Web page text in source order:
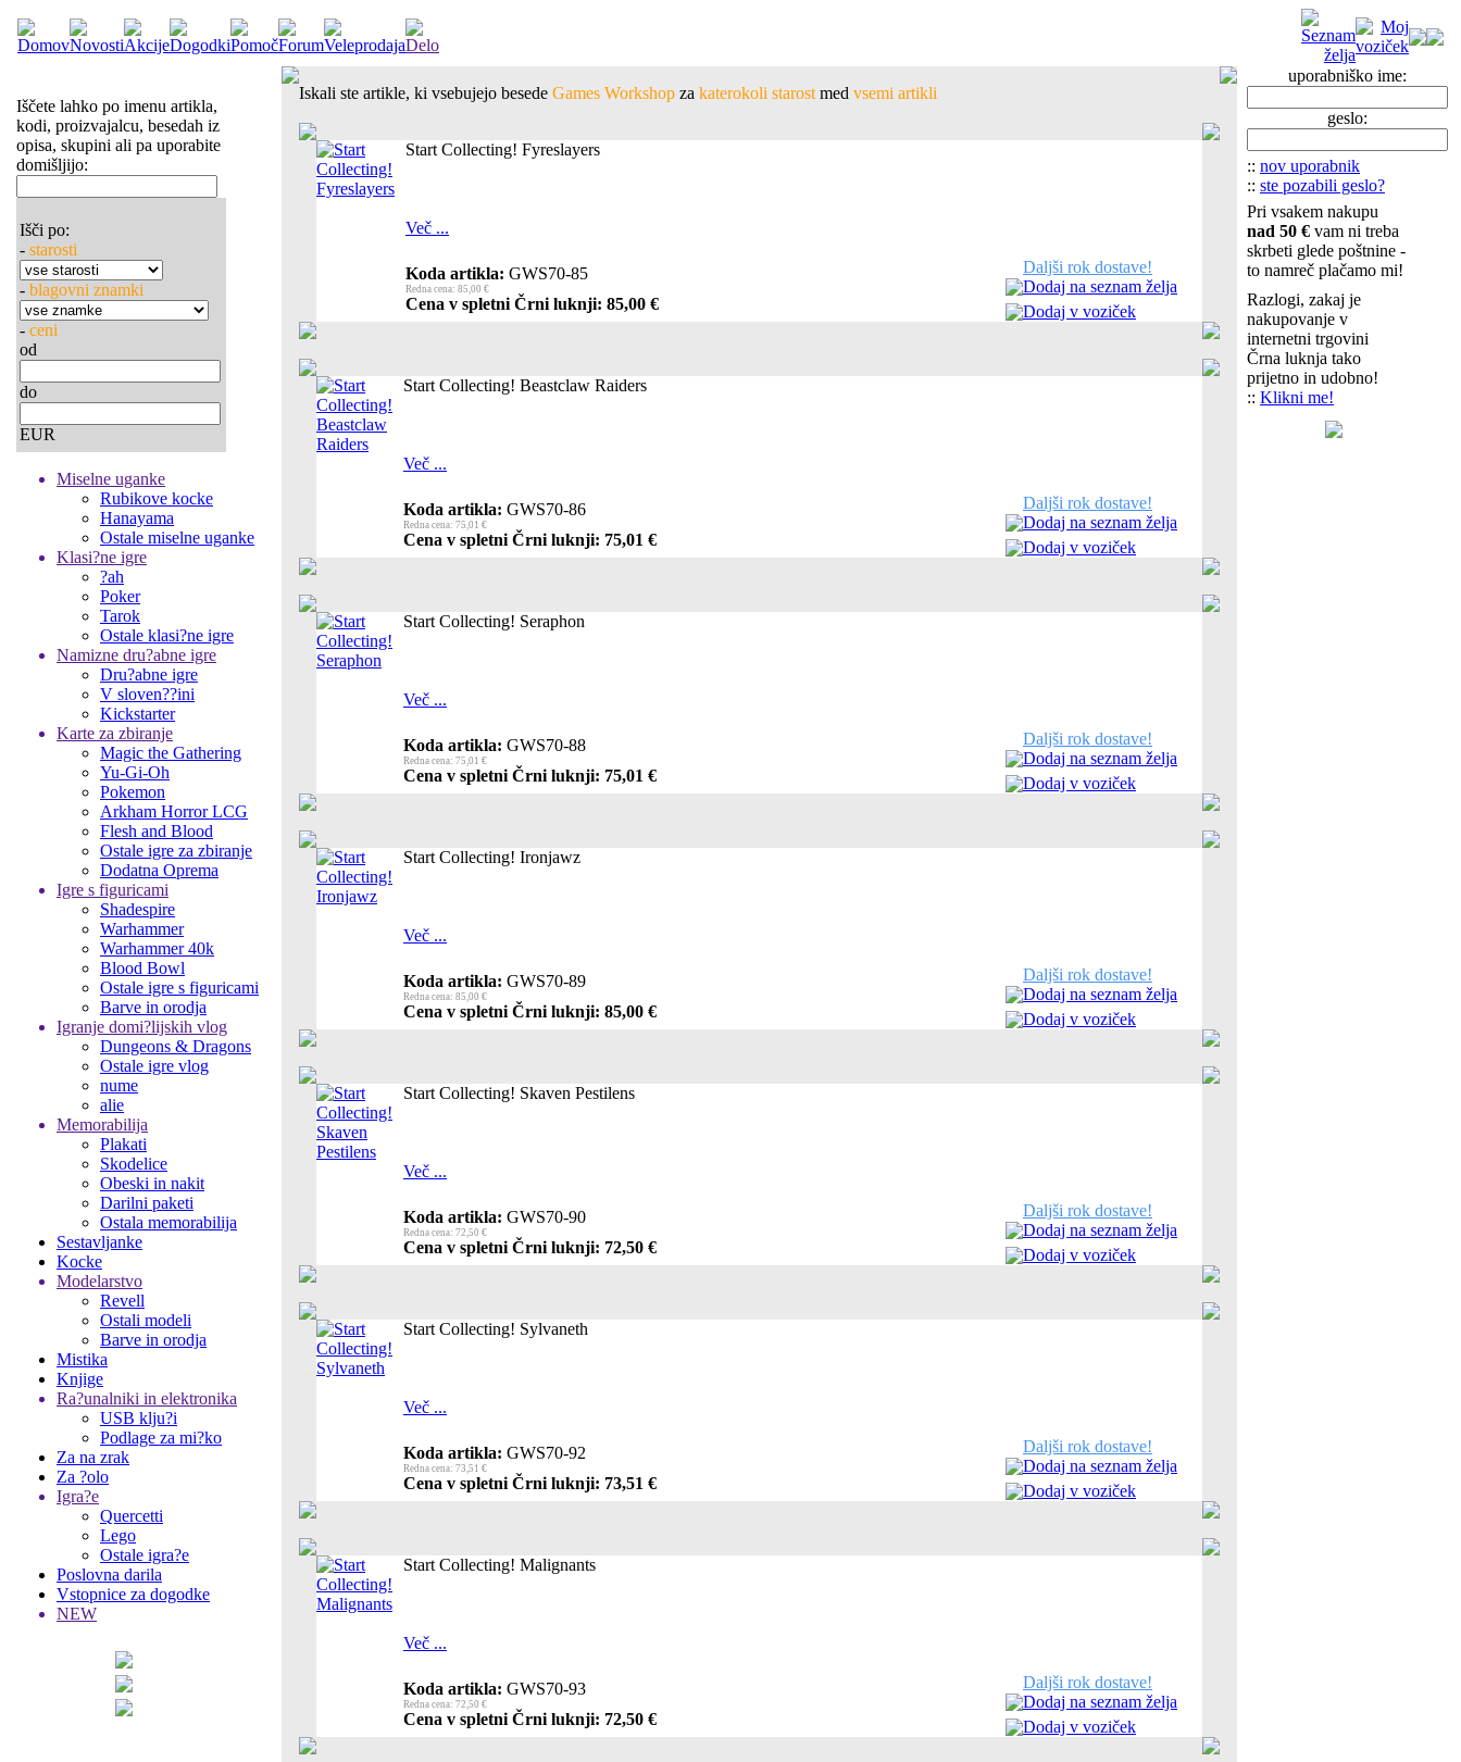
Iščete lahko po imenu artikla,
kodi, proizvajalcu, besedah iz
opisa, skupini ali pa uporabite
domišljijo:
Išči po:
- starosti
- blagovni znamki
- ceni
od
do
EUR
Miselne uganke
Rubikove kocke
Hanayama
Ostale miselne uganke
Klasi?ne igre
?ah
Poker
Tarok
Ostale klasi?ne igre
Namizne dru?abne igre
Dru?abne igre
V sloven??ini
Kickstarter
Karte za zbiranje
Magic the Gathering
Yu-Gi-Oh
Pokemon
Arkham Horror LCG
Flesh and Blood
Ostale igre za zbiranje
Dodatna Oprema
Igre s figuricami
Shadespire
Warhammer
Warhammer 40k
Blood Bowl
Ostale igre s figuricami
Barve in orodja
Igranje domi?lijskih vlog
Dungeons & Dragons
Ostale igre vlog
nume
alie
Memorabilija
Plakati
Skodelice
Obeski in nakit
Darilni paketi
Ostala memorabilija
Sestavljanke
Kocke
Modelarstvo
Revell
Ostali modeli
Barve in orodja
Mistika
Knjige
Ra?unalniki in elektronika
USB klju?i
Podlage za mi?ko
Za na zrak
Za ?olo
Igra?e
Quercetti
Lego
Ostale igra?e
Poslovna darila
Vstopnice za dogodke
NEW
Iskali ste artikle, ki vsebujejo besede Games Workshop za katerokoli starost med vsemi artikli
Start Collecting! Fyreslayers
Več ...
Koda artikla: GWS70-85
Redna cena: 85,00 €
Cena v spletni Črni luknji: 85,00 €
Daljši rok dostave!
Dodaj na seznam želja
Dodaj v voziček
Start Collecting! Beastclaw Raiders
Več ...
Koda artikla: GWS70-86
Redna cena: 75,01 €
Cena v spletni Črni luknji: 75,01 €
Daljši rok dostave!
Dodaj na seznam želja
Dodaj v voziček
Start Collecting! Seraphon
Več ...
Koda artikla: GWS70-88
Redna cena: 75,01 €
Cena v spletni Črni luknji: 75,01 €
Daljši rok dostave!
Dodaj na seznam želja
Dodaj v voziček
Start Collecting! Ironjawz
Več ...
Koda artikla: GWS70-89
Redna cena: 85,00 €
Cena v spletni Črni luknji: 85,00 €
Daljši rok dostave!
Dodaj na seznam želja
Dodaj v voziček
Start Collecting! Skaven Pestilens
Več ...
Koda artikla: GWS70-90
Redna cena: 72,50 €
Cena v spletni Črni luknji: 72,50 €
Daljši rok dostave!
Dodaj na seznam želja
Dodaj v voziček
Start Collecting! Sylvaneth
Več ...
Koda artikla: GWS70-92
Redna cena: 73,51 €
Cena v spletni Črni luknji: 73,51 €
Daljši rok dostave!
Dodaj na seznam želja
Dodaj v voziček
Start Collecting! Malignants
Več ...
Koda artikla: GWS70-93
Redna cena: 72,50 €
Cena v spletni Črni luknji: 72,50 €
Daljši rok dostave!
Dodaj na seznam želja
Dodaj v voziček
uporabniško ime:
geslo:
:: nov uporabnik
:: ste pozabili geslo?
Pri vsakem nakupu
nad 50 € vam ni treba
skrbeti glede poštnine -
to namreč plačamo mi!
Razlogi, zakaj je
nakupovanje v
internetni trgovini
Črna luknja tako
prijetno in udobno!
:: Klikni me!